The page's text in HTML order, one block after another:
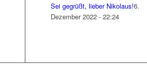
Sei gegrüßt, lie­ber Nikolaus!6.
Dezember 2022 - 22:24